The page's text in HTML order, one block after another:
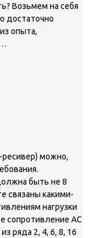
Возьмем на себя
достаточно
опыта,
ресивер) можно,
быть не 8
связаны какими-
нагрузки
сопротивление АС
ряда 2, 4, 6, 8, 16